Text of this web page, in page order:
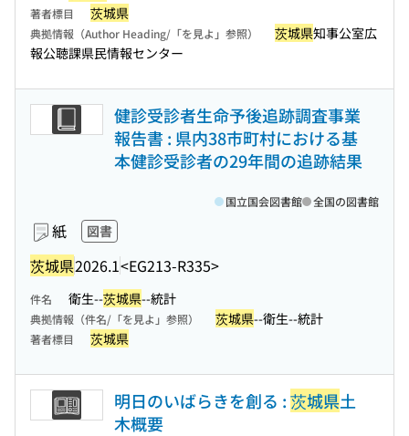
著者標目 茨城県
典拠情報（Author Heading/「を見よ」参照） 茨城県知事公室広
報公聴課県民情報センター
健診受診者生命予後追跡調査事業
報告書 : 県内38市町村における基
本健診受診者の29年間の追跡結果
紙 図書
茨城県2026.1<EG213-R335>
国立国会図書館 全国の図書館
件名 衛生--茨城県--統計
典拠情報（件名/「を見よ」参照） 茨城県--衛生--統計
著者標目 茨城県
明日のいばらきを創る :茨城県土
木概要